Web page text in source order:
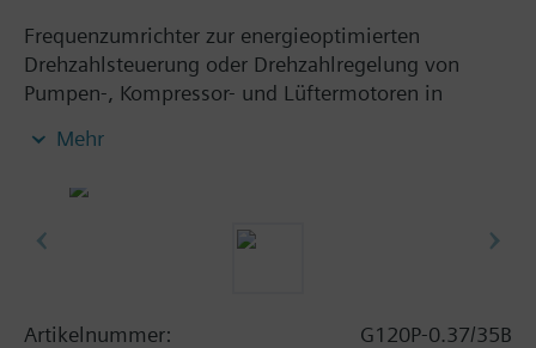
Frequenzumrichter zur energieoptimierten
Drehzahlsteuerung oder Drehzahlregelung von
Pumpen-, Kompressor- und Lüftermotoren in
Powermodule PM230, ControlUnit CU230P-2 BT mit
Mehr
Artikelnummer:
G120P-0.37/35B